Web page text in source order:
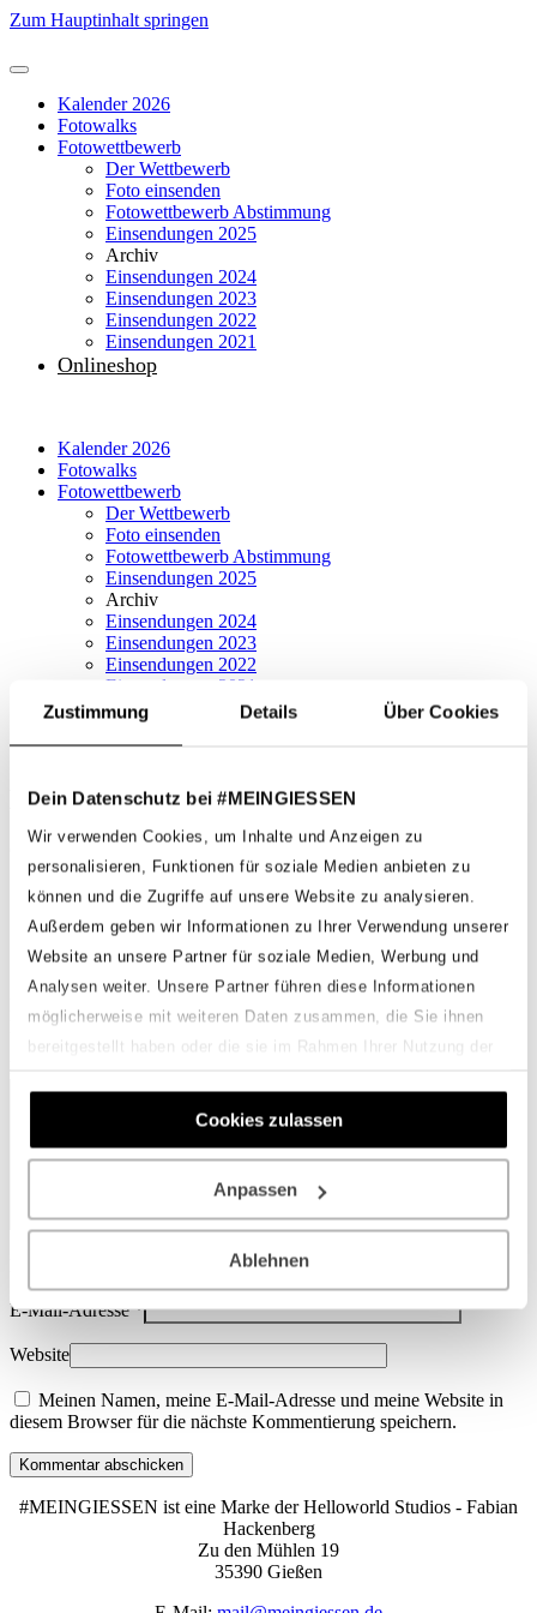
Zustimmung Details Über Cookies
Dein Datenschutz bei #MEINGIESSEN
Wir verwenden Cookies, um Inhalte und Anzeigen zu
personalisieren, Funktionen für soziale Medien anbieten zu
können und die Zugriffe auf unsere Website zu analysieren.
Außerdem geben wir Informationen zu Ihrer Verwendung unserer
Website an unsere Partner für soziale Medien, Werbung und
Analysen weiter. Unsere Partner führen diese Informationen
möglicherweise mit weiteren Daten zusammen, die Sie ihnen
bereitgestellt haben oder die sie im Rahmen Ihrer Nutzung der
Cookies zulassen
Anpassen
Ablehnen
Zum Hauptinhalt springen
Kalender 2026
Fotowalks
Fotowettbewerb
Der Wettbewerb
Foto einsenden
Fotowettbewerb Abstimmung
Einsendungen 2025
Archiv
Einsendungen 2024
Einsendungen 2023
Einsendungen 2022
Einsendungen 2021
Onlineshop
Kalender 2026
Fotowalks
Fotowettbewerb
Der Wettbewerb
Foto einsenden
Fotowettbewerb Abstimmung
Einsendungen 2025
Archiv
Einsendungen 2024
Einsendungen 2023
Einsendungen 2022
Einsendungen 2021
Onlineshop
Lars Petrick
Fabian Hackenberg 1. August 2022
Zurück
Schreibe einen Kommentar
Deine E-Mail-Adresse wird nicht veröffentlicht. Erforderliche
Felder sind mit*markiert
E-Mail-Adresse*
Website
Meinen Namen, meine E-Mail-Adresse und meine Website in
diesem Browser für die nächste Kommentierung speichern.
Kommentar abschicken
#MEINGIESSEN ist eine Marke der Helloworld Studios - Fabian
Hackenberg
Zu den Mühlen 19
35390 Gießen